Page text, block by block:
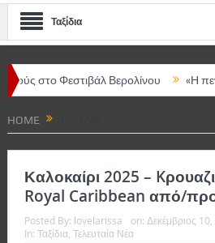
Ταξίδια
Βερολίνου «Η πεντάμορφη και
HOME
Καλοκαίρι 2025 –
Royal Caribbean από/
Posted By: lovelarissa on: Δεκέμβριος
In: Ταξίδια, Τελευταία Νέα